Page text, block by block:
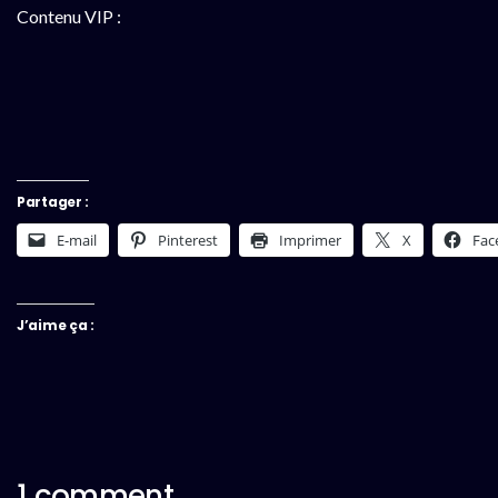
Contenu VIP :
Partager :
E-mail Pinterest Imprimer X
J’aime ça :